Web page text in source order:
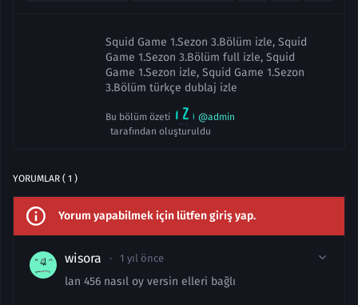
Squid Game 1.Sezon 3.Bölüm izle, Squid
Game 1.Sezon 3.Bölüm full izle, Squid
Game 1.Sezon izle, Squid Game 1.Sezon
3.Bölüm türkçe dublaj izle
Bu bölüm özeti
@admin
tarafından oluşturuldu
YORUMLAR ( 1 )
Yorum yapabilmek için lütfen giriş yap.
wisora 1 yıl önce
lan 456 nasıl oy versin elleri bağlı